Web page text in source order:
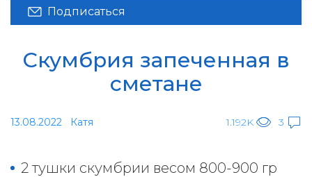
Подписаться
Скумбрия запеченная в
сметане
13.08.2022 Катя 1.192K 3
2 тушки скумбрии весом 800-900 гр